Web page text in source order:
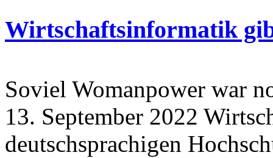
Wirtschaftsinformatik
Soviel Womanpower war
13. September 2022
deutschsprachigen